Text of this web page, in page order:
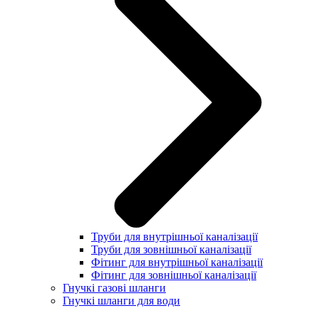
Труби для внутрішньої каналізації
Труби для зовнішньої каналізації
Фітинг для внутрішньої каналізації
Фітинг для зовнішньої каналізації
Гнучкі газові шланги
Гнучкі шланги для води